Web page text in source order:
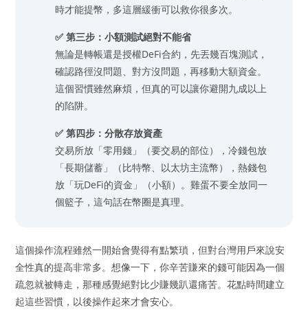
時才能提幣，多這層緩衝可以救你很多次。
✅ 第三步：小額測試絕對不能省
無論是轉帳還是授權DeFi合約，先丟幾百塊測試，
確認路徑沒問題、對方沒問題，再移動大額資金。
這個習慣雖然麻煩，但真的可以讓你避開九成以上
的陷阱。
✅ 第四步：分散存放資產
交易所放「零用錢」（要交易的部位），冷錢包放
「長期儲蓄」（比特幣、以太坊主流幣），熱錢包
放「玩DeFi的資金」（小額）。雞蛋不要全放同一
個籃子，這句話在幣圈是真理。
這個操作流程雖然一開始會覺得有點繁瑣，但對台灣用戶來說安
全性真的提高非常多。想像一下，你辛苦賺來的錢可能因為一個
疏忽就被轉走，那種感覺絕對比少賺幾趴還痛苦。花點時間建立
起這些習慣，以後操作起來才會安心。